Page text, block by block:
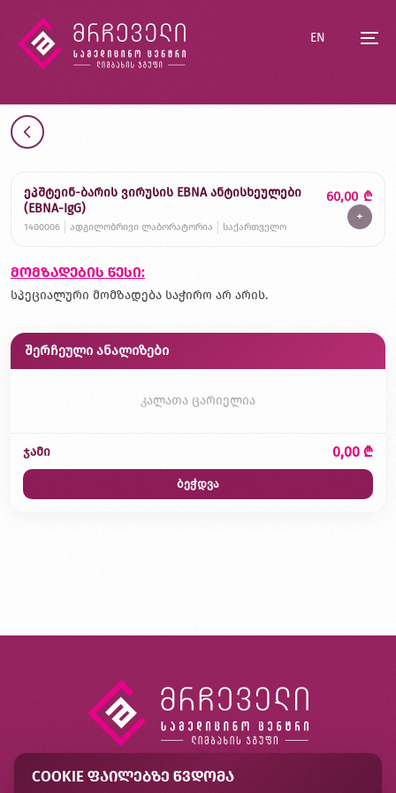
EN
ეპშტეინ-ბარის ვირუსის EBNA ანტისხეულები
(EBNA-IgG)
1400006 ადგილობრივი ლაბორატორია საქართველო
60,00 ₾
+
მომზადების წესი:
სპეციალური მომზადება საჭირო არ არის.
შერჩეული ანალიზები
კალათა ცარიელია
ჯამი 0,00 ₾
ბეჭდვა
COOKIE ᲤᲐᲘᲚᲔᲑᲖᲔ ᲬᲕᲓᲝᲛᲐ